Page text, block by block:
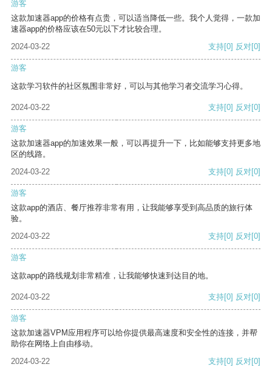
游客
这款加速器app的价格有点贵，可以适当降低一些。我个人觉得，一款加
速器app的价格应该在50元以下才比较合理。
2024-03-22
支持[0] 反对[0]
游客
这款学习软件的社区氛围非常好，可以与其他学习者交流学习心得。
2024-03-22 支持[0] 反对[0]
游客
这款加速器app的加速效果一般，可以再提升一下，比如能够支持更多地
区的线路。
2024-03-22
支持[0] 反对[0]
游客
这款app的酒店、餐厅推荐非常有用，让我能够享受到高品质的旅行体
验。
2024-03-22
支持[0] 反对[0]
游客
这款app的路线规划非常精准，让我能够快速到达目的地。
2024-03-22 支持[0] 反对[0]
游客
这款加速器VPM应用程序可以给你提供最高速度和安全性的连接，并帮
助你在网络上自由移动。
2024-03-22
支持[0] 反对[0]